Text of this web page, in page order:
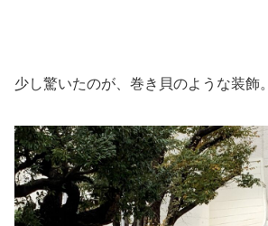
少し驚いたのが、巻き貝のような装飾。